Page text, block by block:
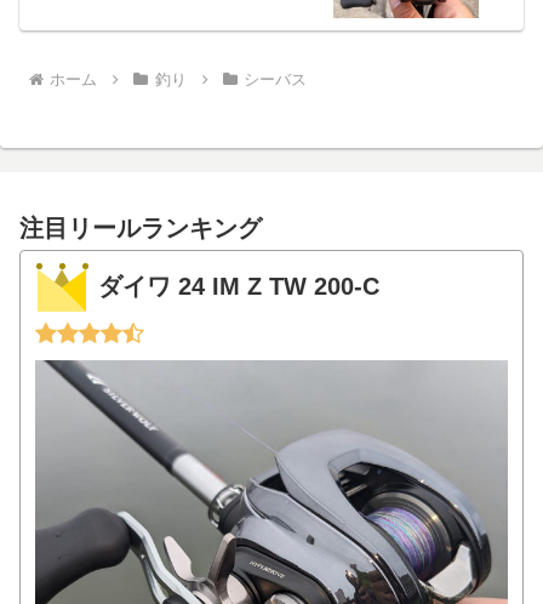
ホーム 釣り シーバス
注目リールランキング
ダイワ 24 IM Z TW 200-C